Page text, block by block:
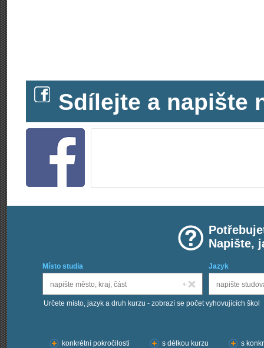
Sdílejte a napište
Napište,
Místo studia Jazyk
Určete místo, jazyk a druh kurzu - zobrazí se počet vyhovujících škol
konkrétní pokročilosti
s délkou kurzu s